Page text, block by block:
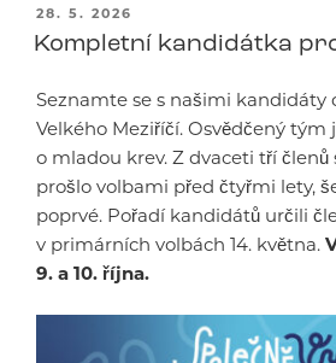
PUBLIKOVÁNO
28. 5. 2026
Kompletní kandidátka
Seznamte se s našimi kandidáty
Velkého Meziříčí. Osvědčený tým
o mladou krev. Z dvaceti tří
prošlo volbami před čtyřmi lety,
poprvé. Pořadí kandidátů určili
v primárních volbách 14. května.
9. a 10. října.